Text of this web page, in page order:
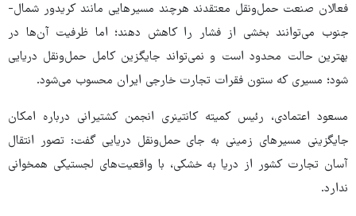
فعالان صنعت حمل‌ونقل معتقدند هرچند مسیرهایی مانند کریدور شمال-
جنوب می‌توانند بخشی از فشار را کاهش دهند؛ اما ظرفیت آن‌ها در
بهترین حالت محدود است و نمی‌تواند جایگزین کامل حمل‌ونقل دریایی
شود؛ مسیری که ستون فقرات تجارت خارجی ایران محسوب می‌شود.
مسعود اعتمادی، رئیس کمیته کانتینری انجمن کشتیرانی درباره امکان
جایگزینی مسیرهای زمینی به جای حمل‌ونقل دریایی گفت: تصور انتقال
آسان تجارت کشور از دریا به خشکی، با واقعیت‌های لجستیکی همخوانی
ندارد.